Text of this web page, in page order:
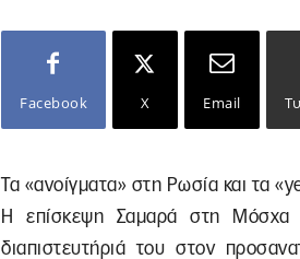
Facebook X Email
Τα «ανοίγματα» στη Ρωσία και τα
Η επίσκεψη Σαμαρά στη
διαπιστευτήριά του στον